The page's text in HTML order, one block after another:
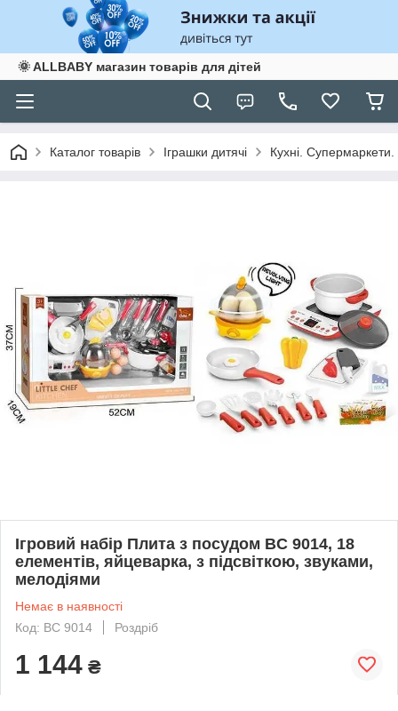
🌞 ALLBABY магазин товарів для дітей
Каталог товарів Іграшки дитячі Кухні. Супермаркети.
Ігровий набір Плита з посудом BC 9014, 18
елементів, яйцеварка, з підсвіткою, звуками,
мелодіями
Немає в наявності
Код: BC 9014
Роздріб
1 144 ₴